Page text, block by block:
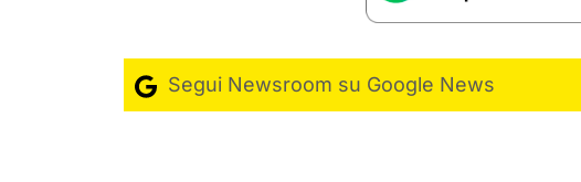
Segui Newsroom su Google News